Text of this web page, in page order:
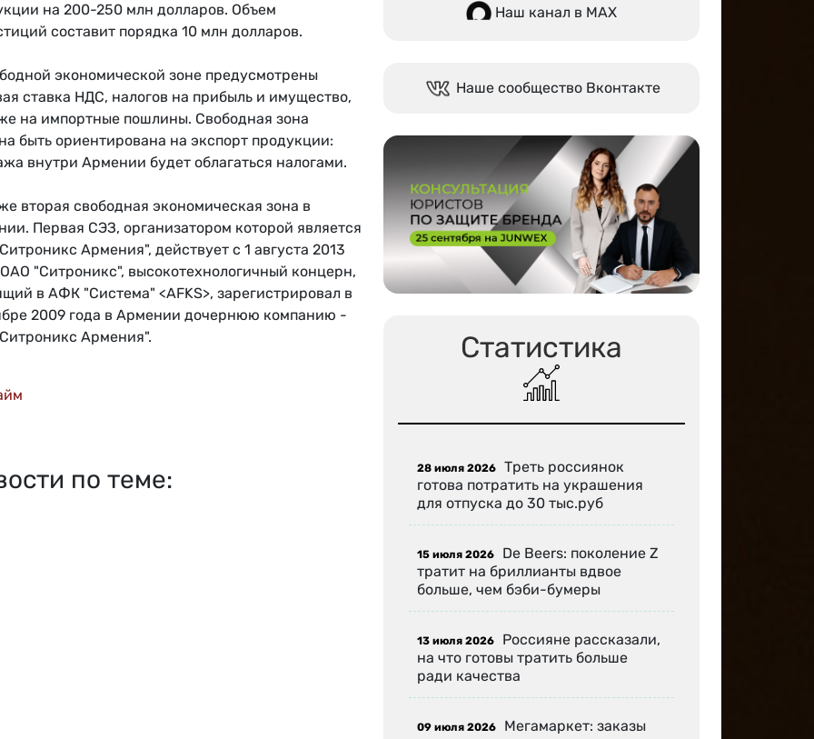
на 200-250 млн долларов. Объем
составит порядка 10 млн долларов.
экономической зоне предусмотрены
ставка НДС, налогов на прибыль и имущество,
на импортные пошлины. Свободная зона
быть ориентирована на экспорт продукции:
внутри Армении будет облагаться налогами.
вторая свободная экономическая зона в
Первая СЭЗ, организатором которой является
Армения", действует с 1 августа 2013
"Ситроникс", высокотехнологичный концерн,
в АФК "Система" <AFKS>, зарегистрировал в
2009 года в Армении дочернюю компанию -
Армения".
по теме:
Наш канал в МАХ
Наше сообщество Вконтакте
Статистика
28 июля 2026 Треть россиянок
готова потратить на украшения
для отпуска до 30 тыс.руб
15 июля 2026 De Beers: поколение Z
тратит на бриллианты вдвое
больше, чем бэби-бумеры
13 июля 2026 Россияне рассказали,
на что готовы тратить больше
ради качества
09 июля 2026 Мегамаркет: заказы